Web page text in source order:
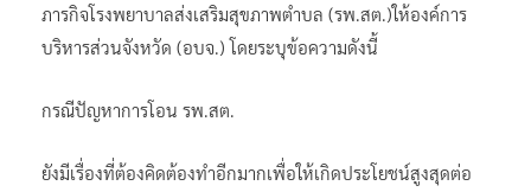
ภารกิจโรงพยาบาลส่งเสริมสุขภาพตำบล (รพ.สต.)ให้องค์การ
บริหารส่วนจังหวัด (อบจ.) โดยระบุข้อความดังนี้
กรณีปัญหาการโอน รพ.สต.
ยังมีเรื่องที่ต้องคิดต้องทำอีกมากเพื่อให้เกิดประโยชน์สูงสุดต่อ